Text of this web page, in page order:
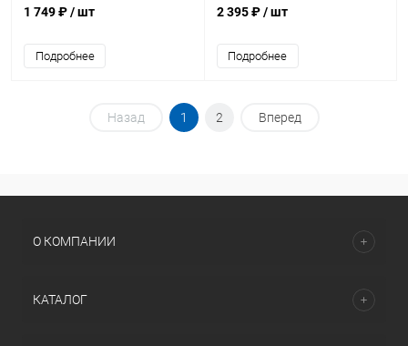
1 749 ₽/ шт
Подробнее
2 395 ₽/ шт
Подробнее
Назад 1 2 Вперед
О КОМПАНИИ
КАТАЛОГ